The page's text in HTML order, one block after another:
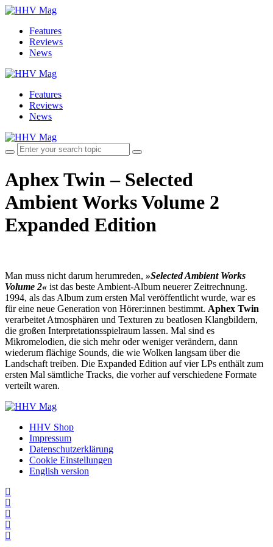
Features
Reviews
News
Features
Reviews
News
Aphex Twin – Selected
Ambient Works Volume 2
Expanded Edition
Man muss nicht darum herumreden, »Selected Ambient Works
Volume 2« ist das beste Ambient-Album neuerer Zeitrechnung.
1994, als das Album zum ersten Mal veröffentlicht wurde, war es
für eine neue Generation von Hörer:innen bestimmt. Aphex Twin
verarbeitet Atmosphären und Texturen zu beatlosen Klangbildern,
die großen Interpretationsspielraum lassen. Mal sind es
Mikromelodien, die sich mehr oder weniger verändern, dann
wiederum flächige Sounds, die wie Wolken langsam über die
Landschaft treiben. Die Expanded Edition auf vier LPs enthält zum
ersten Mal sämtliche Tracks, die vorher auf verschiedene Formate
verteilt waren.
HHV Shop
Impressum
Datenschutzerklärung
Cookie Einstellungen
English version